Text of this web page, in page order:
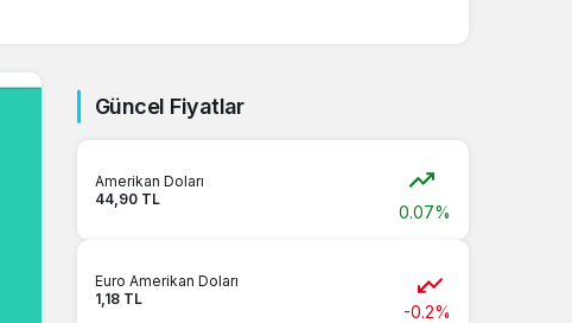
Güncel Fiyatlar
Amerikan Doları
44,90 TL
0.07%
Euro Amerikan Doları
1,18 TL
-0.2%